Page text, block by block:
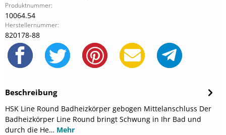
Produktnummer:
10064.54
Herstellernummer:
820178-88
Beschreibung
HSK Line Round Badheizkörper gebogen Mittelanschluss Der
Badheizkörper Line Round bringt Schwung in Ihr Bad und
durch die He… Mehr